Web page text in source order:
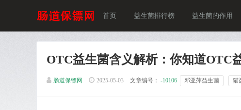
首页 益生菌排行榜 益生菌的作用
OTC益生菌含义解析：你知道OTC
肠道保镖网 2025-05-03 文章编号： -10106 邓亚萍益生菌 猫